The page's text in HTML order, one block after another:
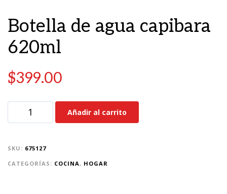
Botella de agua capibara
620ml
$399.00
Añadir al carrito
SKU: 675127
CATEGORÍAS: COCINA, HOGAR